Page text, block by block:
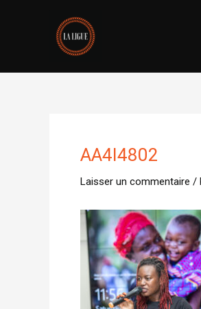
AA4I4802
Laisser un commentaire /